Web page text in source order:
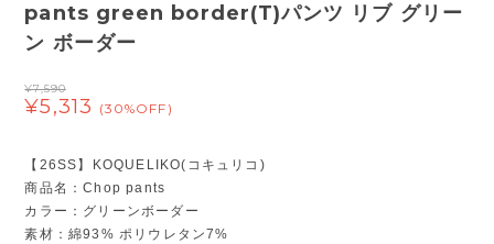
pants green border(T)パンツ リブ グリー
ン ボーダー
¥7,590
¥5,313 (30%OFF)
【26SS】KOQUELIKO(コキュリコ)
商品名：Chop pants
カラー：グリーンボーダー
素材：綿93% ポリウレタン7%